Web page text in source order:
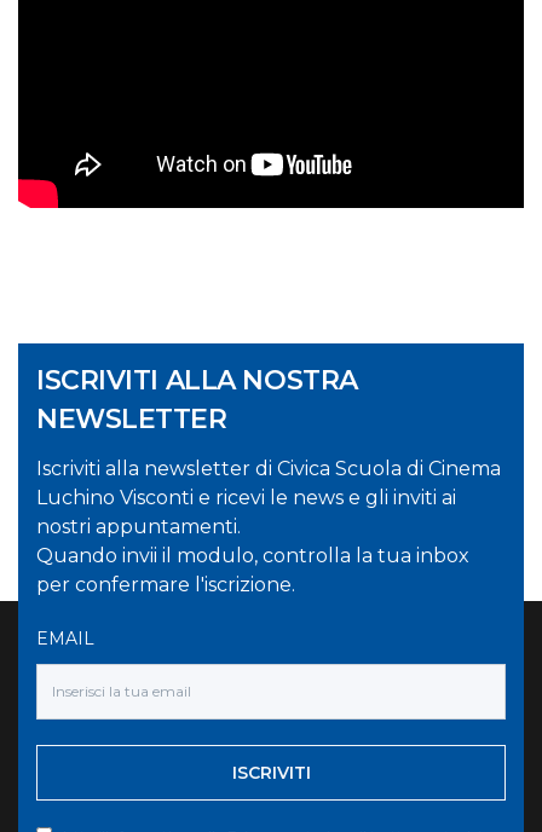
ISCRIVITI ALLA NOSTRA
NEWSLETTER
Iscriviti alla newsletter di Civica Scuola di Cinema
Luchino Visconti e ricevi le news e gli inviti ai
nostri appuntamenti.
Quando invii il modulo, controlla la tua inbox
per confermare l'iscrizione.
EMAIL
ISCRIVITI